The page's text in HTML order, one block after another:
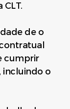
CLT.
de o
cumprir
incluindo o